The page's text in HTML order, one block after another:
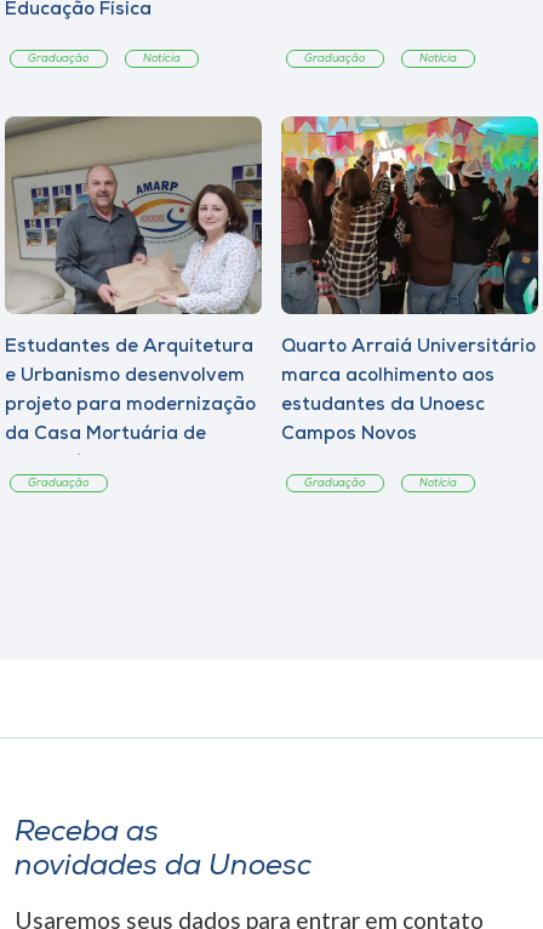
Educação Física
Graduação Notícia Graduação Notícia
Estudantes de Arquitetura
e Urbanismo desenvolvem
projeto para modernização
da Casa Mortuária de
Graduação
Quarto Arraiá Universitário
marca acolhimento aos
estudantes da Unoesc
Campos Novos
Graduação Notícia
Receba as
novidades da Unoesc
Usaremos seus dados para entrar em contato